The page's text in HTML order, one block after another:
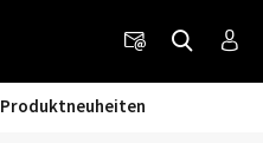
Produktneuheiten